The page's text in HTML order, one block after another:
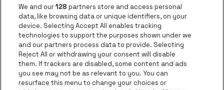
Application be•at
be•at Corporate
be•at Business
Groupes
Helpcenter
We and our128 partners store and access personal
data, like browsing data or unique identifiers, on your
device. Selecting Accept All enables tracking
technologies to support the purposes shown under we
and our partners process data to provide. Selecting
Reject All or withdrawing your consent will disable
them. If trackers are disabled, some content and ads
you see may not be as relevant to you. You can
resurface this menu to change your choices or